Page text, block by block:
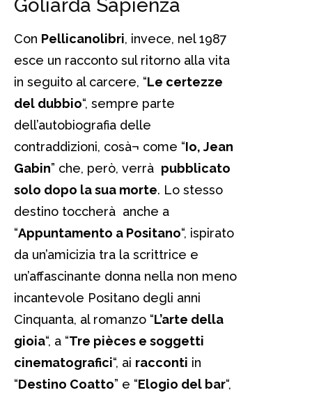
Goliarda Sapienza
Con Pellicanolibri, invece, nel 1987
esce un racconto sul ritorno alla vita
in seguito al carcere, “Le certezze
del dubbio“, sempre parte
dell’autobiografia delle
contraddizioni, cosà¬ come “Io, Jean
Gabin” che, però, verrà pubblicato
solo dopo la sua morte. Lo stesso
destino toccherà anche a
“Appuntamento a Positano“, ispirato
da un’amicizia tra la scrittrice e
un’affascinante donna nella non meno
incantevole Positano degli anni
Cinquanta, al romanzo “L’arte della
gioia“, a “Tre pièces e soggetti
cinematografici“, ai racconti in
“Destino Coatto” e “Elogio del bar“,